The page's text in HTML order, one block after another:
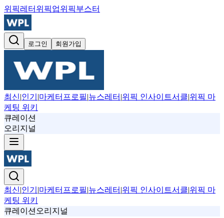
위픽레터 위픽업위픽부스터
로그인 회원가입
최신|인기 |마케터프로필|뉴스레터 |위픽 인사이트서클|위픽 마
케팅 위키
큐레이션
오리지널
최신|인기 |마케터프로필|뉴스레터 |위픽 인사이트서클|위픽 마
케팅 위키
큐레이션 오리지널